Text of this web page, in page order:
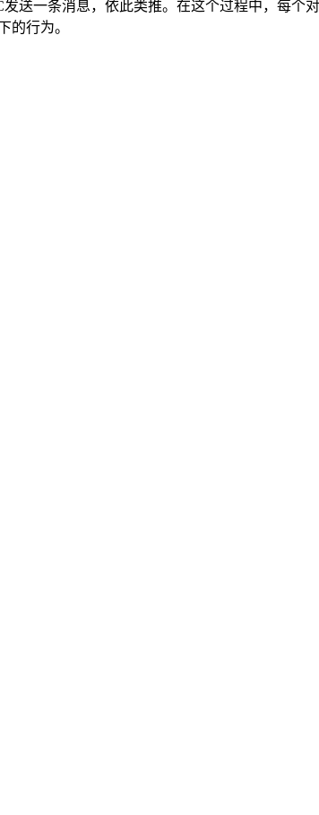
送一条消息，依此类推。在这个过程中，每个
的行为。